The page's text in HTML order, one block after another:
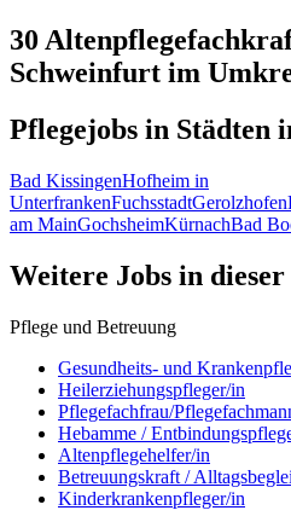
30
Schweinfurt im
Pflegejobs in Städten
Bad KissingenHofheim in
UnterfrankenFuchsstadtGerolzhofen
am MainGochsheimKürnachBad
Weitere Jobs in
Pflege und Betreuung
Gesundheits- und
Heilerziehungspfleger/in
Pflegefachfrau/
Hebamme /
Altenpflegehelfer/in
Betreuungskraft /
Kinderkrankenpfleger/in